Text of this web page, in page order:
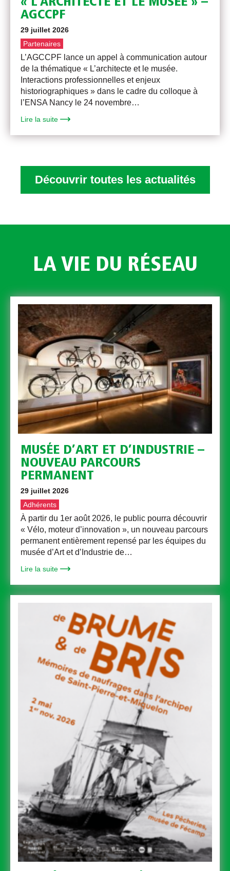
AGCCPF
29 juillet 2026
Partenaires
L’AGCCPF lance un appel à communication autour
de la thématique « L’architecte et le musée.
Interactions professionnelles et enjeux
historiographiques » dans le cadre du colloque à
l’ENSA Nancy le 24 novembre…
Lire la suite
Découvrir toutes les actualités
LA VIE DU RÉSEAU
MUSÉE D’ART ET D’INDUSTRIE –
NOUVEAU PARCOURS
PERMANENT
29 juillet 2026
Adhérents
À partir du 1er août 2026, le public pourra découvrir
« Vélo, moteur d’innovation », un nouveau parcours
permanent entièrement repensé par les équipes du
musée d’Art et d’Industrie de…
Lire la suite